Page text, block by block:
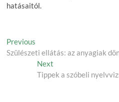
hatásaitól.
Post
navigation
Previous
post:
Szülészeti ellátás: az anyagiak
NextNext
post:
Tippek a szóbeli